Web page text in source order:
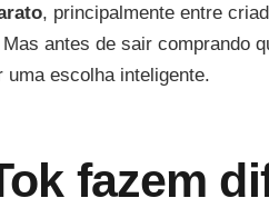
, principalmente entre
antes de sair comprando
escolha inteligente.
fazem